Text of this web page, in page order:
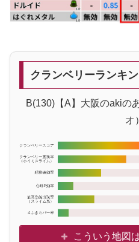
クランベリーランキ
B(130)【A】大阪のakiの
オ）
こういう地図